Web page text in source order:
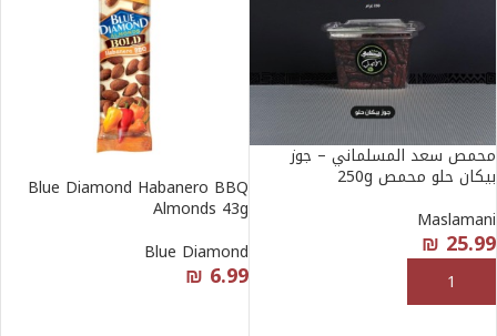
محمص سعد المسلماني – جوز
بيكان حلو محمص 250g
Maslamani
₪ 25.99
إضافة إلى السلة
Blue Diamond Habanero BBQ
Almonds 43g
Blue Diamond
₪ 6.99